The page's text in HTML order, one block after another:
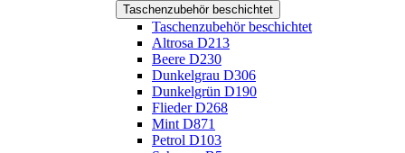
Taschenzubehör beschichtet
Taschenzubehör beschichtet
Altrosa D213
Beere D230
Dunkelgrau D306
Dunkelgrün D190
Flieder D268
Mint D871
Petrol D103